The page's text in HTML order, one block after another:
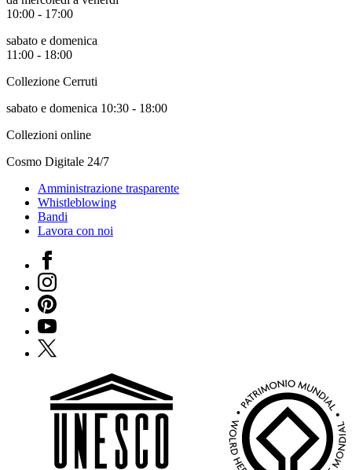
10:00 - 17:00
sabato e domenica
11:00 - 18:00
Collezione Cerruti
sabato e domenica 10:30 - 18:00
Collezioni online
Cosmo Digitale 24/7
Amministrazione trasparente
Whistleblowing
Bandi
Lavora con noi
Facebook
Instagram
Pinterest
YouTube
X